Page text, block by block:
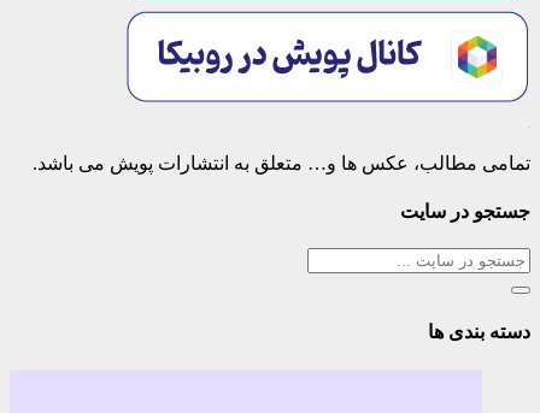
تمامی مطالب، عکس ها و… متعلق به انتشارات پویش می باشد.
جستجو در سایت
دسته بندی ها